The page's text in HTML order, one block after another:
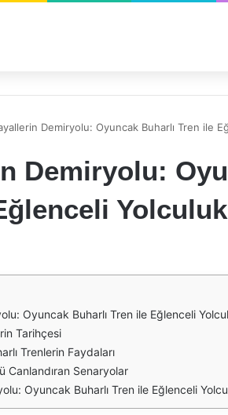
Demiryolu: Oyuncak Buharlı Tren ile
Demiryolu:
Oyuncak Buharlı Tren ile Eğlenceli
Tarihçesi
Trenlerin Faydaları
Canlandıran Senaryolar
Oyuncak Buharlı Tren ile Eğlenceli